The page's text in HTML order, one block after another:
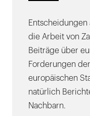
Entscheidungen
die Arbeit von
Beiträge über
Forderungen
europäischen
natürlich
Nachbarn.